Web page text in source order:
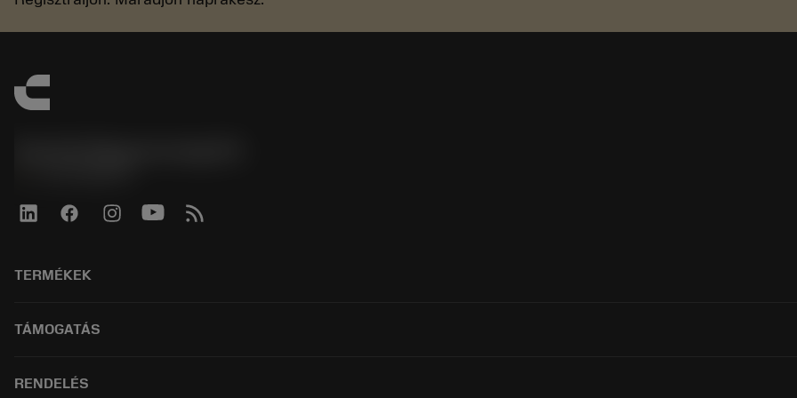
TERMÉKEK
所有软件
翻新
TÁMOGATÁS
分销商和专业人士
RENDELÉS